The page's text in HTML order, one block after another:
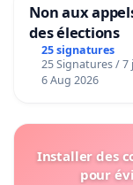
Non aux
des élections
25 signatures
25 Signatures / 7
6 Aug 2026
Installer des
pour